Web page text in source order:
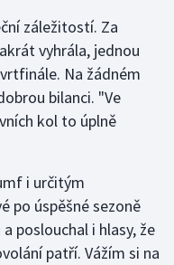
záležitostí. Za
vyhrála, jednou
Na žádném
bilanci. "Ve
kol to úplně
i určitým
po úspěšné sezoně
poslouchal i hlasy, že
patří. Vážím si na